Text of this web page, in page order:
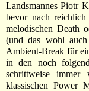
Landsmannes Piotr
bevor nach
melodischen Death
(und das wohl
Ambient-Break für
in den noch
schrittweise immer
klassischen Power